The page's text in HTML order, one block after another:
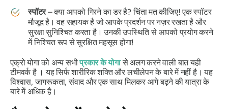
स्पॉटर– क्या आपको गिरने का डर है? चिंता मत कीजिए! एक स्पॉटर
मौजूद है। वह सहायक है जो आपके प्रदर्शन पर नज़र रखता है और
सुरक्षा सुनिश्चित करता है। उनकी उपस्थिति से आपको प्रयोग करने
में निश्चित रूप से सुरक्षित महसूस होगा!
एक्रो योगा को अन्य सभीप्रकार के योगासे अलग करने वाली बात यही
टीमवर्क है । यह सिर्फ शारीरिक शक्ति और लचीलेपन के बारे में नहीं है। यह
विश्वास, जागरूकता, संवाद और एक साथ मिलकर आगे बढ़ने की यात्रा के
बारे में अधिक है।